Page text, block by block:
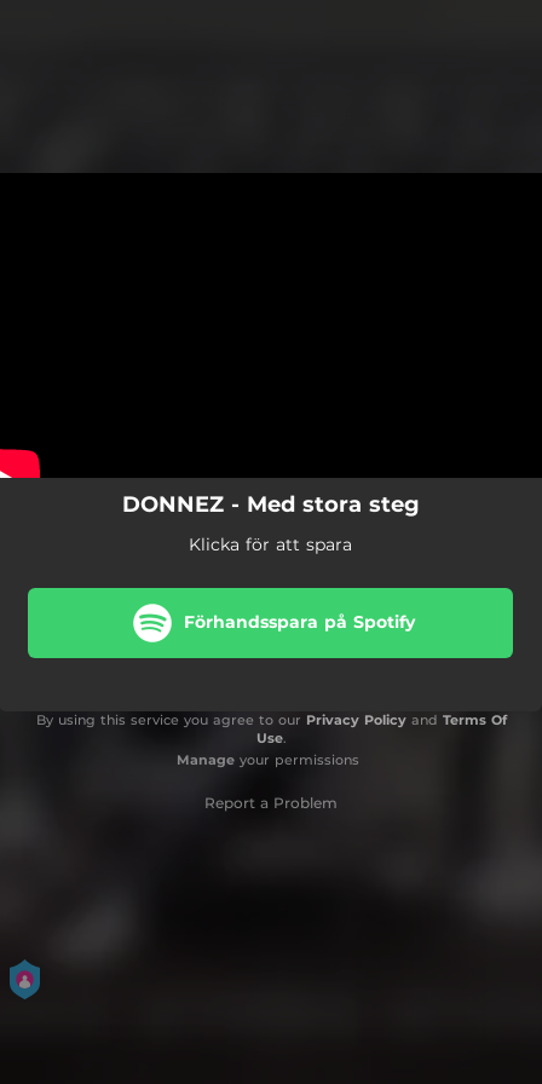
DONNEZ - Med stora steg
Klicka för att spara
Förhandsspara på Spotify
By using this service you agree to our Privacy Policyand Terms Of
Use.
Manageyour permissions
Report a Problem